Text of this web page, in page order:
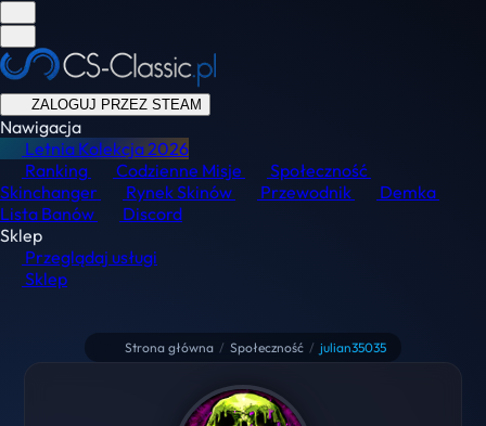
ZALOGUJ PRZEZ STEAM
Nawigacja
Letnia Kolekcja2026
Ranking
Codzienne Misje
Społeczność
Skinchanger
Rynek Skinów Przewodnik
Demka
Lista Banów
Discord
Sklep
Przeglądaj usługi
Sklep
Strona główna / Społeczność / julian35035